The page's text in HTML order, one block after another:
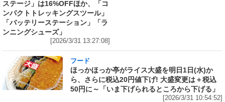
ステージ」は16%OFFほか、「コ
ンパクトトレッキングスツール」
「バッテリーステーション」「ラ
ンニングシューズ」
[2026/3/31 13:27:08]
フード
ほっかほっか亭がライス大盛を明日1日(水)か
ら、さらに税込20円値下げ! 大盛変更は＋税込
50円に～「いま下げられるところから下げる」
[2026/3/31 10:54:52]